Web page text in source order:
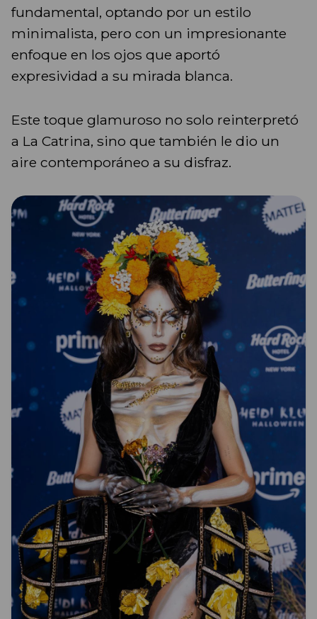
fundamental, optando por un estilo
minimalista, pero con un impresionante
enfoque en los ojos que aportó
expresividad a su mirada blanca.
Este toque glamuroso no solo reinterpretó
a La Catrina, sino que también le dio un
aire contemporáneo a su disfraz.